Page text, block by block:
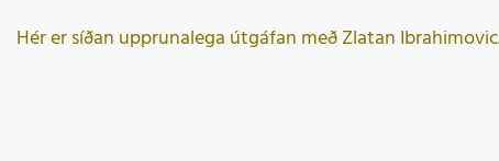
Hér er síðan upprunalega útgáfan með Zlatan